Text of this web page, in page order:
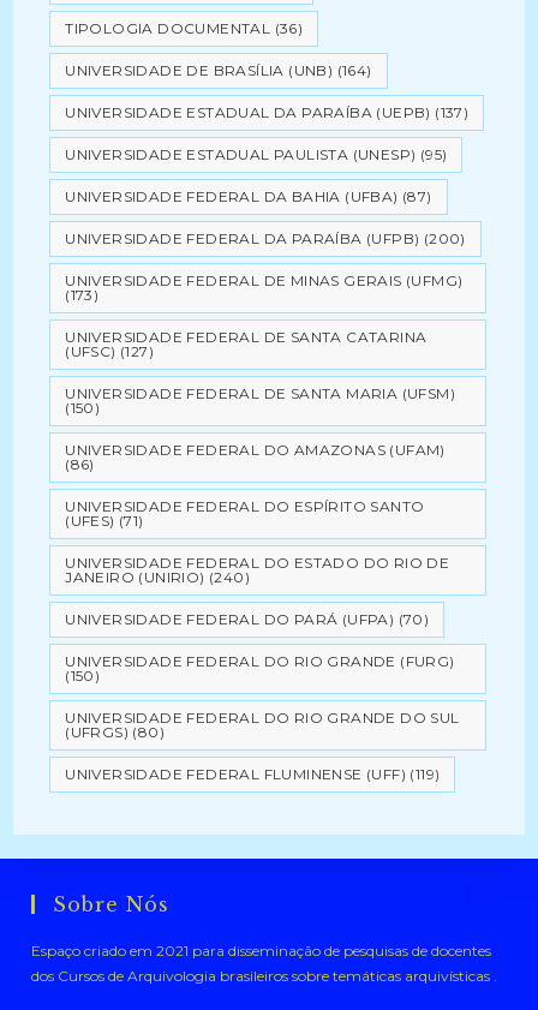
TIPOLOGIA DOCUMENTAL (36)
UNIVERSIDADE DE BRASÍLIA (UNB) (164)
UNIVERSIDADE ESTADUAL DA PARAÍBA (UEPB) (137)
UNIVERSIDADE ESTADUAL PAULISTA (UNESP) (95)
UNIVERSIDADE FEDERAL DA BAHIA (UFBA) (87)
UNIVERSIDADE FEDERAL DA PARAÍBA (UFPB) (200)
UNIVERSIDADE FEDERAL DE MINAS GERAIS (UFMG)
(173)
UNIVERSIDADE FEDERAL DE SANTA CATARINA
(UFSC) (127)
UNIVERSIDADE FEDERAL DE SANTA MARIA (UFSM)
(150)
UNIVERSIDADE FEDERAL DO AMAZONAS (UFAM)
(86)
UNIVERSIDADE FEDERAL DO ESPÍRITO SANTO
(UFES) (71)
UNIVERSIDADE FEDERAL DO ESTADO DO RIO DE
JANEIRO (UNIRIO) (240)
UNIVERSIDADE FEDERAL DO PARÁ (UFPA) (70)
UNIVERSIDADE FEDERAL DO RIO GRANDE (FURG)
(150)
UNIVERSIDADE FEDERAL DO RIO GRANDE DO SUL
(UFRGS) (80)
UNIVERSIDADE FEDERAL FLUMINENSE (UFF) (119)
Sobre Nós
Espaço criado em 2021 para disseminação de pesquisas de docentes
dos Cursos de Arquivologia brasileiros sobre temáticas arquivísticas .